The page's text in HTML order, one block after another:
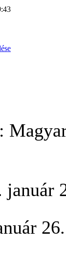
január